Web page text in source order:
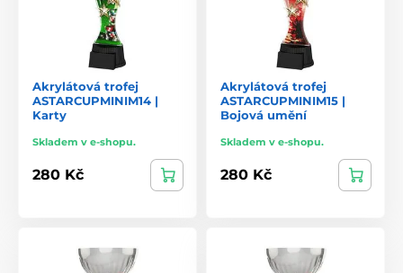
Akrylátová trofej
ASTARCUPMINIM14 |
Karty
Skladem v e-shopu.
280 Kč
Akrylátová trofej
ASTARCUPMINIM15 |
Bojová umění
Skladem v e-shopu.
280 Kč